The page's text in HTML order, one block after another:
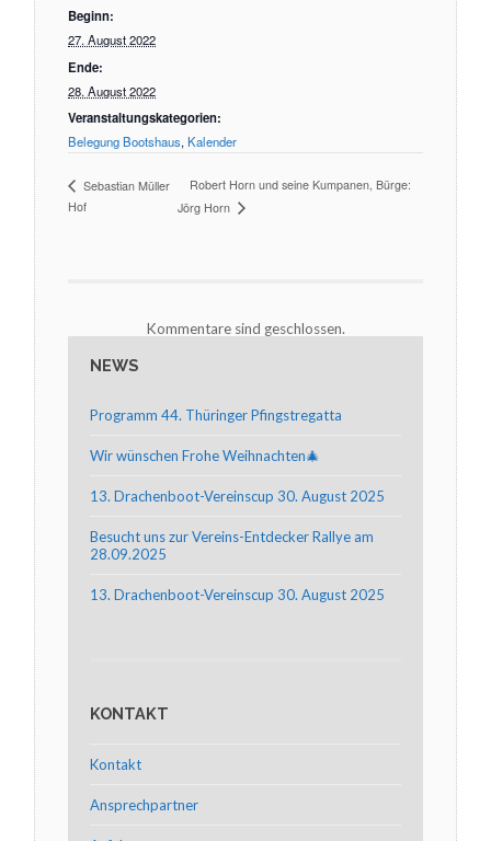
Beginn:
27. August 2022
Ende:
28. August 2022
Veranstaltungskategorien:
Belegung Bootshaus,Kalender
Sebastian Müller
Hof
Robert Horn und seine Kumpanen, Bürge:
Jörg Horn
Kommentare sind geschlossen.
NEWS
Programm 44. Thüringer Pfingstregatta
Wir wünschen Frohe Weihnachten🎄
13. Drachenboot-Vereinscup 30. August 2025
Besucht uns zur Vereins-Entdecker Rallye am
28.09.2025
13. Drachenboot-Vereinscup 30. August 2025
KONTAKT
Kontakt
Ansprechpartner